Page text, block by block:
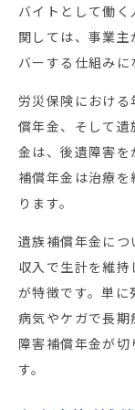
バイトとして働
関しては、事業
バーする仕組みに
労災保険におけ
償年金、そして
金は、後遺障害
補償年金は治療
ります。
遺族補償年金に
収入で生計を維
が特徴です。単
病気やケガで長
障害補償年金が
す。